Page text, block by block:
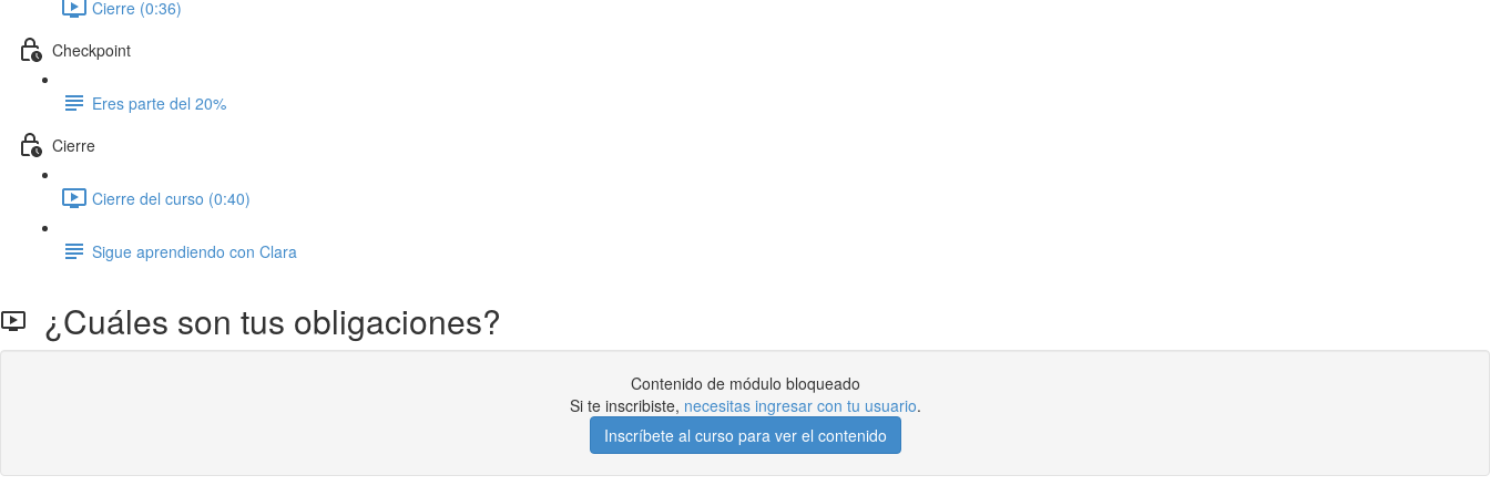
Cierre (0:36)
Checkpoint
Eres parte del 20%
Cierre
Cierre del curso (0:40)
Sigue aprendiendo con Clara
¿Cuáles son tus obligaciones?
Contenido de módulo bloqueado
Si te inscribiste, necesitas ingresar con tu usuario.
Inscríbete al curso para ver el contenido